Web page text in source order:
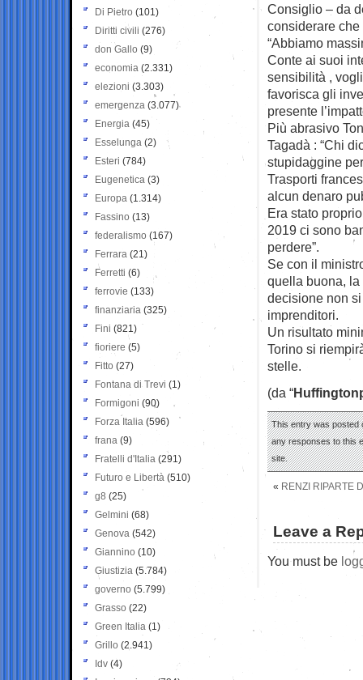
Consiglio – da
considerare
“Abbiamo
Conte ai suoi
sensibilità ,
favorisca gli
presente
Più abrasivo
Tagadà : “Chi
stupidaggine
Trasporti
alcun denaro
Era stato
2019 ci sono
perdere”.
Se con il
quella buona,
decisione non
imprenditori.
Un risultato
Torino si
stelle.
(da “
This entry was posted
any responses to this
site.
« RENZI RIPARTE
Leave a
You must be
Di Pietro (101)
Diritti civili (276)
don Gallo (9)
economia (2.331)
elezioni (3.303)
emergenza (3.077)
Energia (45)
Esselunga (2)
Esteri (784)
Eugenetica (3)
Europa (1.314)
Fassino (13)
federalismo (167)
Ferrara (21)
Ferretti (6)
ferrovie (133)
finanziaria (325)
Fini (821)
fioriere (5)
Fitto (27)
Fontana di Trevi (1)
Formigoni (90)
Forza Italia (596)
frana (9)
Fratelli d'Italia (291)
Futuro e Libertà (510)
g8 (25)
Gelmini (68)
Genova (542)
Giannino (10)
Giustizia (5.784)
governo (5.799)
Grasso (22)
Green Italia (1)
Grillo (2.941)
Idv (4)